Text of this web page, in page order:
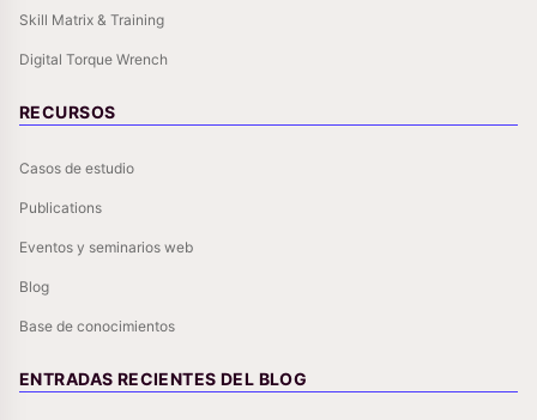
Skill Matrix & Training
Digital Torque Wrench
RECURSOS
Casos de estudio
Publications
Eventos y seminarios web
Blog
Base de conocimientos
ENTRADAS RECIENTES DEL BLOG